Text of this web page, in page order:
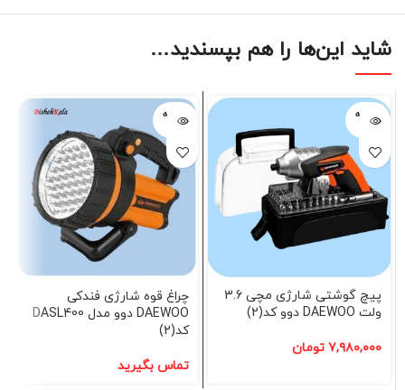
شاید این‌ها را هم بپسندید…
فروخته
شده
پیچ گوشتی شارژی مچی 3.6
ولت DAEWOO دوو کد(2)
۷,۹۸۰,۰۰۰ تومان
فروخته
شده
چراغ قوه شارژی فندکی
DAEWOO دوو مدل DASL400
کد(2)
تماس بگیرید